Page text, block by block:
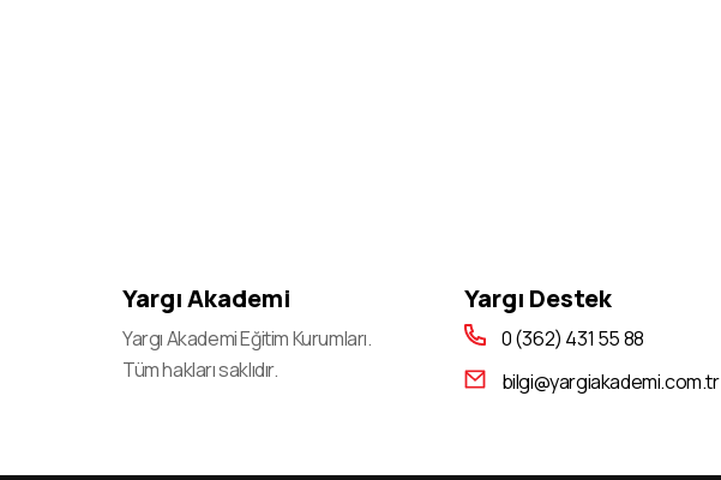
Yargı Akademi
Yargı Akademi Eğitim Kurumları.
Tüm hakları saklıdır.
Yargı Destek
0 (362) 431 55 88
bilgi@yargiakademi.com.tr